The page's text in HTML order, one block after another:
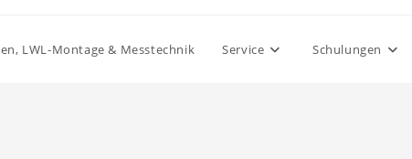
LWL-Montage & Messtechnik Service Schulungen